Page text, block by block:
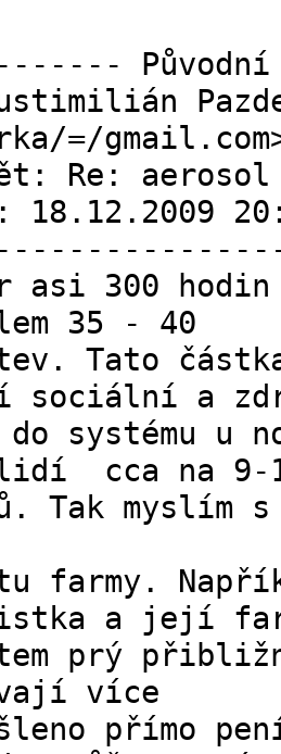
=/
Re: aerosol
18.12.2009
asi 300
35 - 40
Tato
sociální a
do systému u
lidí cca na 9-
Tak myslím
farmy.
a její
prý
více
přímo